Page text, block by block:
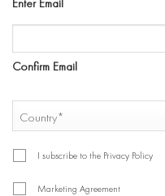
Confirm Email
COUNTRY
I subscribe to the Privacy Policy
Marketing Agreement